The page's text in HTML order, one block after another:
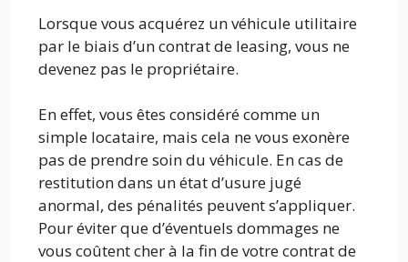
Lorsque vous acquérez un véhicule utilitaire
par le biais d’un contrat de leasing, vous ne
devenez pas le propriétaire.
En effet, vous êtes considéré comme un
simple locataire, mais cela ne vous exonère
pas de prendre soin du véhicule. En cas de
restitution dans un état d’usure jugé
anormal, des pénalités peuvent s’appliquer.
Pour éviter que d’éventuels dommages ne
vous coûtent cher à la fin de votre contrat de